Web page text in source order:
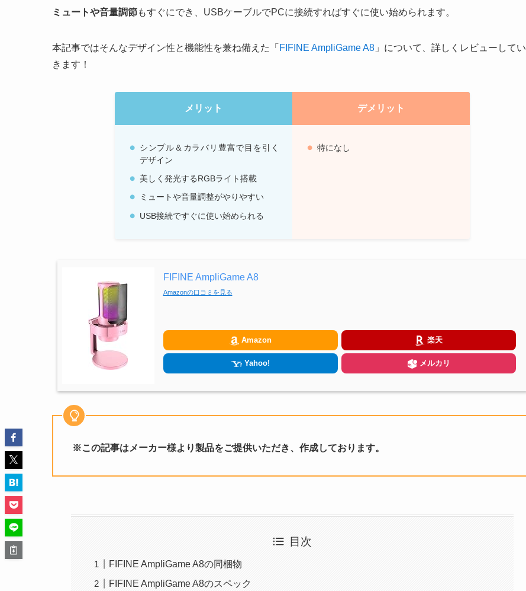
ミュートや音量調節もすぐにでき、USBケーブルでPCに接続すればすぐに使い始められます。
本記事ではそんなデザイン性と機能性を兼ね備えた「 FIFINE AmpliGame A8 」について、詳しくレビューしてい
きます！
メリット デメリット
シンプル＆カラバリ豊富で目を引く
デザイン
美しく発光するRGBライト搭載
ミュートや音量調整がやりやすい
USB接続ですぐに使い始められる
特になし
FIFINE AmpliGame A8
Amazonの口コミを見る
Amazon 楽天
Yahoo! メルカリ
※この記事はメーカー様より製品をご提供いただき、作成しております。
目次
FIFINE AmpliGame A8の同梱物
FIFINE AmpliGame A8のスペック